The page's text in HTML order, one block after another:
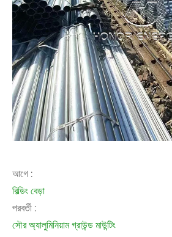
আগে :
বিল্ডিং বেড়া
পরবর্তী :
সৌর অ্যালুমিনিয়াম গ্রাউন্ড মাউন্টিং